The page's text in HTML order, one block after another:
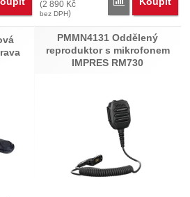
(2 890 Kč
bez DPH)
PMMN4131 Oddělený
reproduktor s mikrofonem
IMPRES RM730